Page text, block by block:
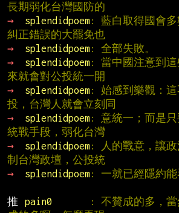
長期弱化台灣國防的
→
splendidpoem: 藍白取得國會多
糾正錯誤的大罷免也
→
splendidpoem: 全部失敗。
→
splendidpoem: 當中國注意到這
來就會對公投統一開
→
splendidpoem: 始感到樂觀：這
投，台灣人就會立刻同
→
splendidpoem: 意統一；而是只
統戰手段，弱化台灣
→
splendidpoem: 人的戰意，讓政
制台灣政壇，公投統
→
splendidpoem: 一就已經隱約能
推
pain0
: 不贊成的多，